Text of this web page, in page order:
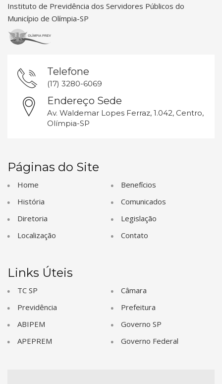
Instituto de Previdência dos Servidores Públicos do
Município de Olímpia-SP
Telefone
(17) 3280-6069
Endereço Sede
Av. Waldemar Lopes Ferraz, 1.042, Centro,
Olímpia-SP
Páginas do Site
Home
História
Diretoria
Localização
Benefícios
Comunicados
Legislação
Contato
Links Úteis
TC SP
Previdência
ABIPEM
APEPREM
Câmara
Prefeitura
Governo SP
Governo Federal